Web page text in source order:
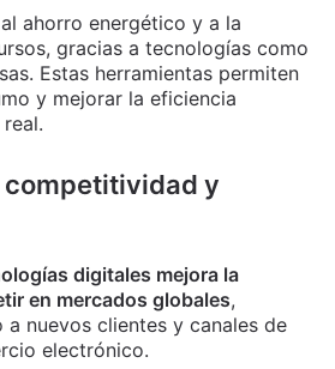
ahorro energético y a la
gracias a tecnologías como
Estas herramientas permiten
y mejorar la eficiencia
competitividad y
digitales mejora la
en mercados globales,
nuevos clientes y canales de
electrónico.